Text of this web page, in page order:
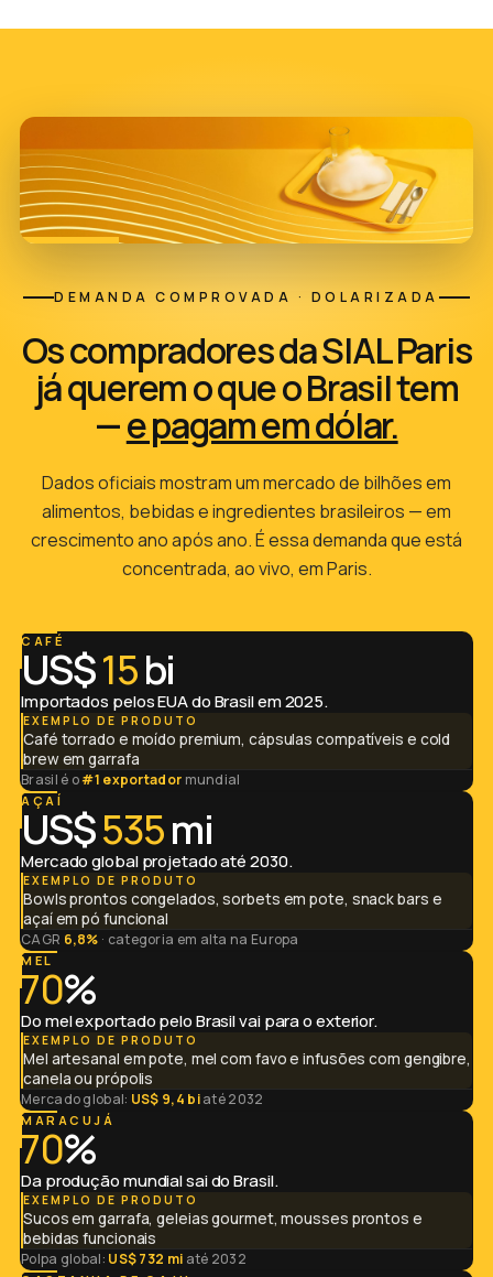
DEMANDA COMPROVADA · DOLARIZADA
Os compradores da SIAL Paris
já querem o que o Brasil tem
—e pagam em dólar.
Dados oficiais mostram um mercado de bilhões em
alimentos, bebidas e ingredientes brasileiros — em
crescimento ano após ano. É essa demanda que está
concentrada, ao vivo, em Paris.
CAFÉ
US$15bi
Importados pelos EUA do Brasil em 2025.
EXEMPLO DE PRODUTO
Café torrado e moído premium, cápsulas compatíveis e cold
brew em garrafa
Brasil é o#1 exportador mundial
AÇAÍ
US$535mi
Mercado global projetado até 2030.
EXEMPLO DE PRODUTO
Bowls prontos congelados, sorbets em pote, snack bars e
açaí em pó funcional
CAGR 6,8% · categoria em alta na Europa
MEL
70%
Do mel exportado pelo Brasil vai para o exterior.
EXEMPLO DE PRODUTO
Mel artesanal em pote, mel com favo e infusões com gengibre,
canela ou própolis
Mercado global: US$ 9,4 biaté 2032
MARACUJÁ
70%
Da produção mundial sai do Brasil.
EXEMPLO DE PRODUTO
Sucos em garrafa, geleias gourmet, mousses prontos e
bebidas funcionais
Polpa global: US$ 732 mi até 2032